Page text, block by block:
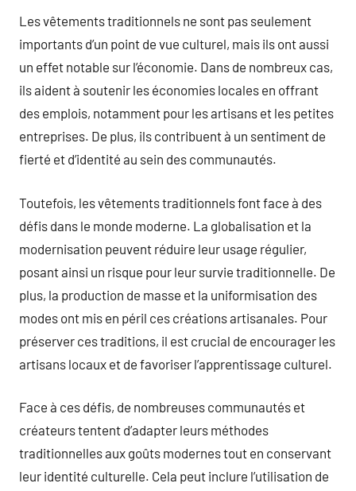
Les vêtements traditionnels ne sont pas seulement
importants d’un point de vue culturel, mais ils ont aussi
un effet notable sur l’économie. Dans de nombreux cas,
ils aident à soutenir les économies locales en offrant
des emplois, notamment pour les artisans et les petites
entreprises. De plus, ils contribuent à un sentiment de
fierté et d’identité au sein des communautés.
Toutefois, les vêtements traditionnels font face à des
défis dans le monde moderne. La globalisation et la
modernisation peuvent réduire leur usage régulier,
posant ainsi un risque pour leur survie traditionnelle. De
plus, la production de masse et la uniformisation des
modes ont mis en péril ces créations artisanales. Pour
préserver ces traditions, il est crucial de encourager les
artisans locaux et de favoriser l’apprentissage culturel.
Face à ces défis, de nombreuses communautés et
créateurs tentent d’adapter leurs méthodes
traditionnelles aux goûts modernes tout en conservant
leur identité culturelle. Cela peut inclure l’utilisation de